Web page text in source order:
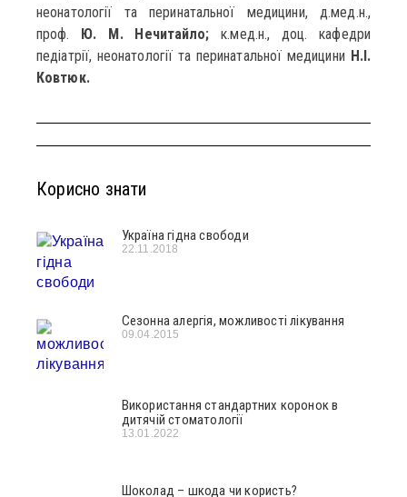
неонатології та перинатальної медицини, д.мед.н.,
проф. Ю. М. Нечитайло; к.мед.н., доц. кафедри
педіатрії, неонатології та перинатальної медицини Н.І.
Ковтюк.
Корисно знати
Україна гідна свободи
22.11.2018
Сезонна алергія, можливості лікування
09.04.2015
Використання стандартних коронок в
дитячій стоматології
13.01.2022
Шоколад – шкода чи користь?